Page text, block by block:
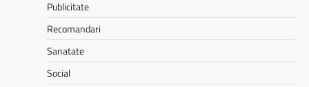
Publicitate
Recomandari
Sanatate
Social